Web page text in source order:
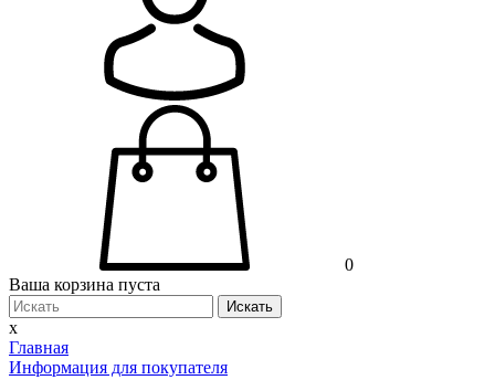
0
Ваша корзина пуста
Искать
x
Главная
Информация для покупателя